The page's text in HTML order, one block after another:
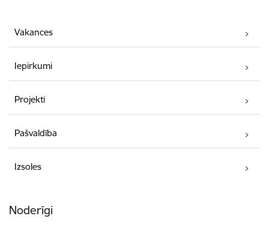
Vakances
Iepirkumi
Projekti
Pašvaldība
Izsoles
Noderīgi